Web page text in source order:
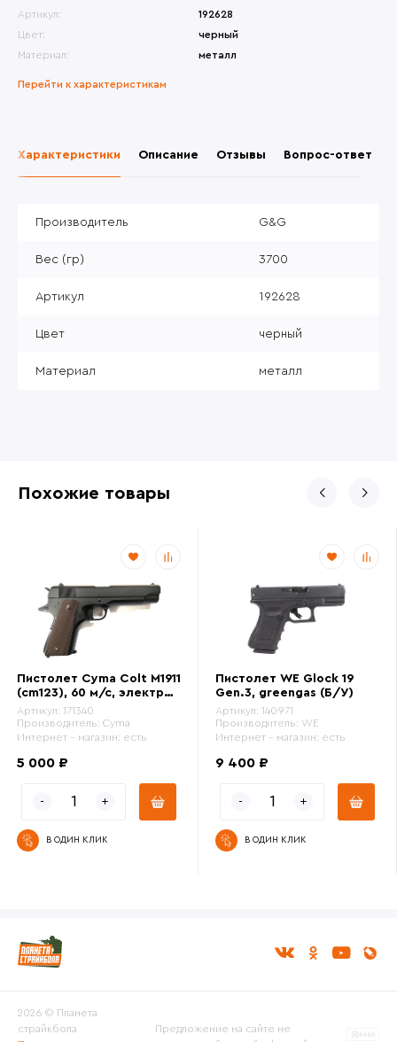
Артикул:
192628
Цвет:
черный
Материал:
металл
Перейти к характеристикам
Характеристики Описание Отзывы Вопрос-ответ
Производитель G&G
Вес (гр) 3700
Артикул 192628
Цвет черный
Материал металл
Похожие товары
Пистолет Cyma Colt M1911
(cm123), 60 м/с, электро,
комплект (Б/У)
Артикул: 171340
Производитель: Cyma
Интернет - магазин: есть
5 000 ₽
В ОДИН КЛИК
Пистолет WE Glock 19
Gen.3, greengas (Б/У)
Артикул: 140971
Производитель: WE
Интернет - магазин: есть
9 400 ₽
В ОДИН КЛИК
2026 © Планета
страйкбола
Предложение на сайте не